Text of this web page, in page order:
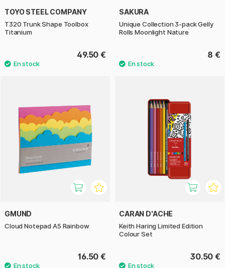
TOYO STEEL COMPANY
T320 Trunk Shape Toolbox
Titanium
49.50 €
SAKURA
Unique Collection 3-pack Gelly
Rolls Moonlight Nature
8 €
GMUND
Cloud Notepad A5 Rainbow
16.50 €
CARAN D'ACHE
Keith Haring Limited Edition
Colour Set
30.50 €